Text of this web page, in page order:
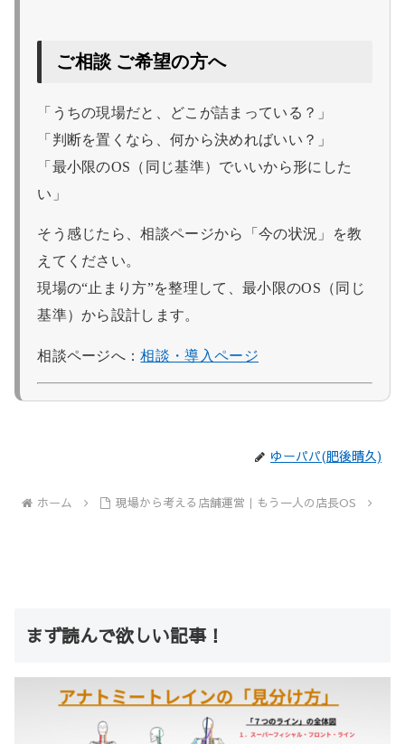
ご相談 ご希望の方へ
「うちの現場だと、どこが詰まっている？」
「判断を置くなら、何から決めればいい？」
「最小限のOS（同じ基準）でいいから形にした
い」
そう感じたら、相談ページから「今の状況」を教
えてください。
現場の“止まり方”を整理して、最小限のOS（同じ
基準）から設計します。
相談ページへ：相談・導入ページ
ゆーパパ(肥後晴久)
ホーム 現場から考える店舗運営｜もう一人の店長OS
まず読んで欲しい記事！